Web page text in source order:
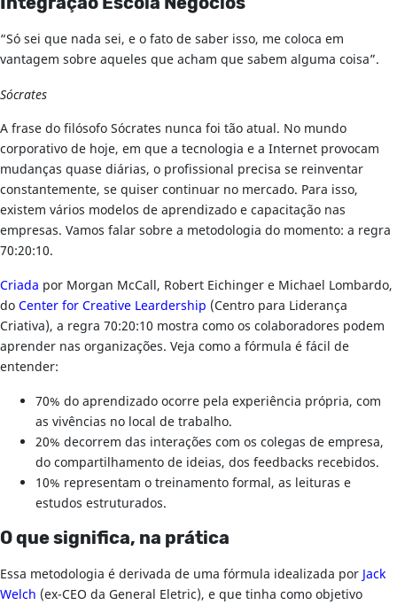
Integração Escola Negócios
“Só sei que nada sei, e o fato de saber isso, me coloca em
vantagem sobre aqueles que acham que sabem alguma coisa”.
Sócrates
A frase do filósofo Sócrates nunca foi tão atual. No mundo
corporativo de hoje, em que a tecnologia e a Internet provocam
mudanças quase diárias, o profissional precisa se reinventar
constantemente, se quiser continuar no mercado. Para isso,
existem vários modelos de aprendizado e capacitação nas
empresas. Vamos falar sobre a metodologia do momento: a regra
70:20:10.
Criada por Morgan McCall, Robert Eichinger e Michael Lombardo,
doCenter for Creative Leardership (Centro para Liderança
Criativa), a regra 70:20:10 mostra como os colaboradores podem
aprender nas organizações. Veja como a fórmula é fácil de
entender:
70% do aprendizado ocorre pela experiência própria, com
as vivências no local de trabalho.
20% decorrem das interações com os colegas de empresa,
do compartilhamento de ideias, dos feedbacks recebidos.
10% representam o treinamento formal, as leituras e
estudos estruturados.
O que significa, na prática
Essa metodologia é derivada de uma fórmula idealizada por Jack
Welch (ex-CEO da General Eletric), e que tinha como objetivo